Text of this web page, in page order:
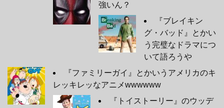
強いん？
『ブレイキン
グ・バッド』とかい
う完璧なドラマにつ
いて語ろうや
『ファミリーガイ』とかいうアメリカのキ
レッキレッなアニメwwwwww
『トイストーリー』のウッデ